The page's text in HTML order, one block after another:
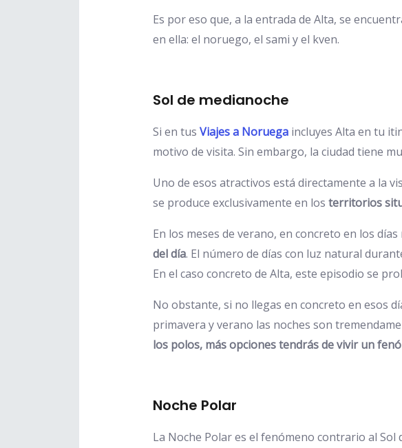
Es por eso que, a la entrada de Alta, se
en ella: el noruego, el sami y el kven.
Sol de medianoche
Si en tus Viajes a Noruegaincluyes Alta en tu
motivo de visita. Sin embargo, la ciudad tiene
Uno de esos atractivos está directamente a la
se produce exclusivamente en los territorios
En los meses de verano, en concreto en los
del día. El número de días con luz natural
En el caso concreto de Alta, este episodio se
No obstante, si no llegas en concreto en esos
primavera y verano las noches son
los polos, más opciones tendrás de vivir un
Noche Polar
La Noche Polar es el fenómeno contrario al Sol